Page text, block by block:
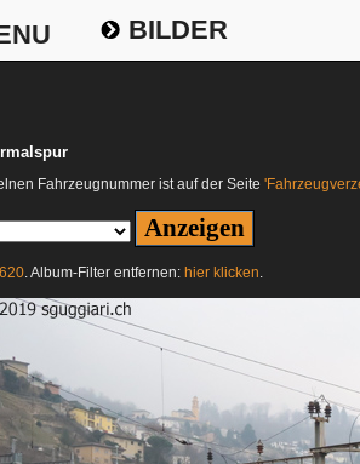
BILDER
Fahrzeugnummer ist auf der Seite
. Album-Filter entfernen: hier klicken.